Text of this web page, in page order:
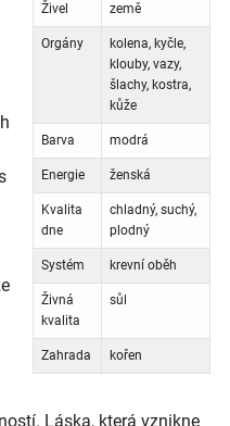
Živel země
Orgány
kolena, kyčle,
klouby, vazy,
šlachy, kostra,
kůže
Barva modrá
Energie ženská
Kvalita
dne
chladný, suchý,
plodný
Systém krevní oběh
Živná
kvalita
sůl
Zahrada kořen
Láska, která vznikne